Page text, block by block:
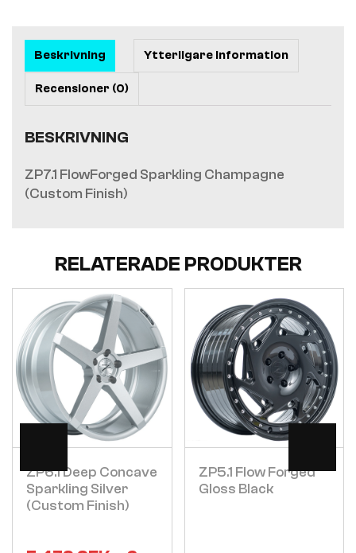
Beskrivning Ytterligare information
Recensioner (0)
BESKRIVNING
ZP7.1 FlowForged Sparkling Champagne
(Custom Finish)
RELATERADE PRODUKTER
ZP6.1 Deep Concave
Sparkling Silver
(Custom Finish)
Visa
ZP5.1 Flow Forged
Gloss Black
Visa